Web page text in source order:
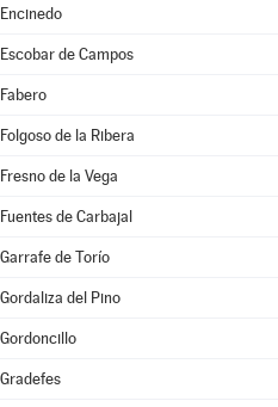
Encinedo
Escobar de Campos
Fabero
Folgoso de la Ribera
Fresno de la Vega
Fuentes de Carbajal
Garrafe de Torío
Gordaliza del Pino
Gordoncillo
Gradefes